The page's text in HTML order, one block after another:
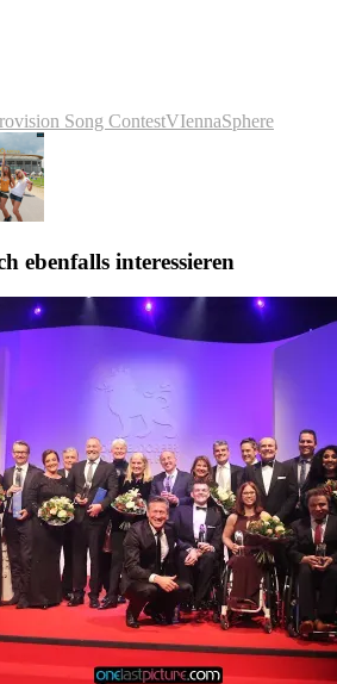
Song ContestVIennaSphere
ebenfalls interessieren